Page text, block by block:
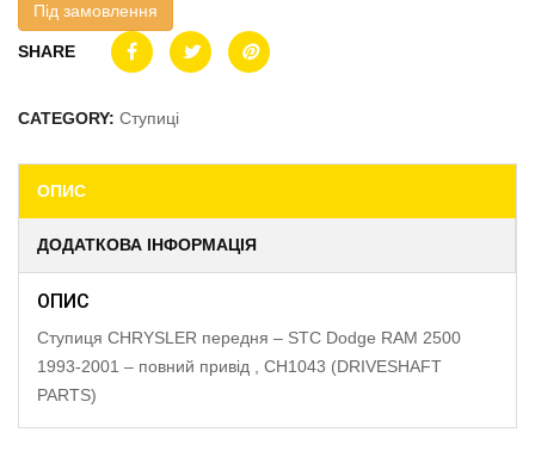
Під замовлення
SHARE
CATEGORY: Ступиці
ОПИС
ДОДАТКОВА ІНФОРМАЦІЯ
ОПИС
Ступиця CHRYSLER передня – STC Dodge RAM 2500
1993-2001 – повний привід , CH1043 (DRIVESHAFT
PARTS)